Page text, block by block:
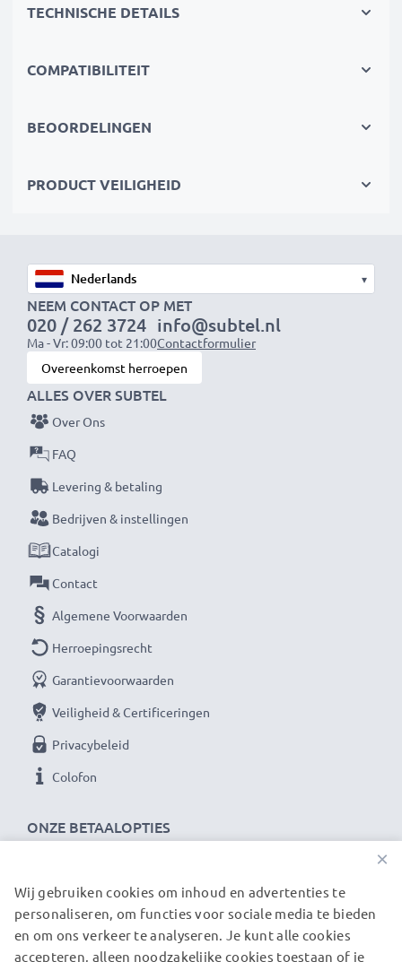
op te laden, lange fotoshoots zijn geen probleem
modernste lithiumtechnologie zonder memory effect
kortsluiting, overhitting en overspanning
Spanning: 3.6V - 3.7V
Celtype: Lithium Ion
Kleur: zwart
De vervangende accu voor je toestel van CELLONIC –
biedt de beste kwaliteit tegen een optimale
★ 3 jaar garantie ★
Als internationale speciaalzaak sinds 2004 weten wij,
waar het bij hoogwaardige producten op aankomt.
Daarom verlenen wij een garantie van 36 maanden!
TECHNISCHE DETAILS
COMPATIBILITEIT
BEOORDELINGEN
PRODUCT VEILIGHEID
▾
NEEM CONTACT OP MET
020 / 262 3724
Ma - Vr: 09:00 tot 21:00
info@subtel.nl
Contactformulier
Overeenkomst herroepen
ONZE BETAALOPTIES
ALLES OVER SUBTEL
Over Ons
FAQ
Levering & betaling
Bedrijven & instellingen
Catalogi
Contact
Algemene Voorwaarden
Herroepingsrecht
Garantievoorwaarden
Veiligheid & Certificeringen
Privacybeleid
Colofon
ONZE VERZENDPARTNERS
×
Wij gebruiken cookies om inhoud en advertenties te
personaliseren, om functies voor sociale media te bieden
en om ons verkeer te analyseren. Je kunt alle cookies
accepteren, alleen noodzakelijke cookies toestaan of je